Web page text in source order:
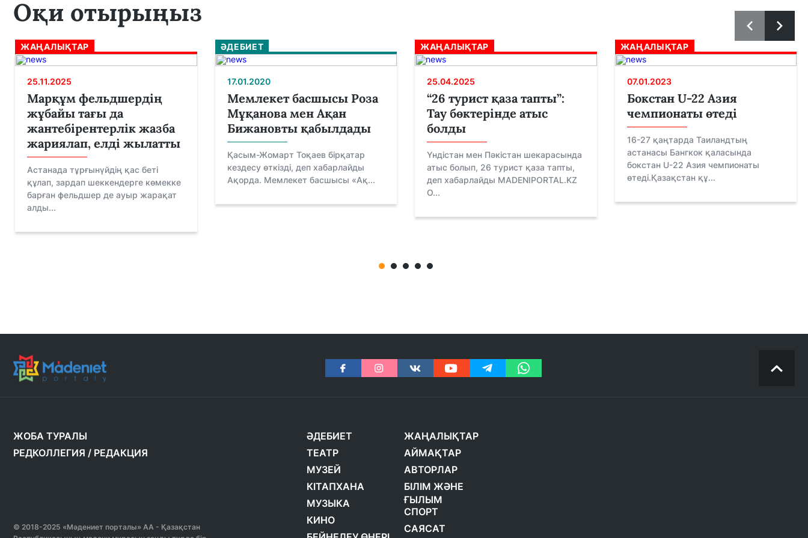
Оқи отырыңыз
ЖАҢАЛЫҚТАР
25.11.2025
Марқұм фельдшердің
жұбайы тағы да
жантебірентерлік жазба
жариялап, елді жылатты
Астанада тұрғынүйдің қас беті
құлап, зардап шеккендерге көмекке
барған фельдшер де ауыр жарақат
алды...
ӘДЕБИЕТ
17.01.2020
Мемлекет басшысы Роза
Мұқанова мен Ақан
Бижановты қабылдады
Қасым-Жомарт Тоқаев бірқатар
кездесу өткізді, деп хабарлайды
Ақорда. Мемлекет басшысы «Ақ...
ЖАҢАЛЫҚТАР
25.04.2025
“26 турист қаза тапты”:
Тау бөктерінде атыс
болды
Үндістан мен Пәкістан шекарасында
атыс болып, 26 турист қаза тапты,
деп хабарлайды MADENIPORTAL.KZ
O...
ЖАҢАЛЫҚТАР
07.01.2023
Бокстан U-22 Азия
чемпионаты өтеді
16-27 қаңтарда Таиландтың
астанасы Бангкок қаласында
бокстан U-22 Азия чемпионаты
өтеді.Қазақстан құ...
ЖОБА ТУРАЛЫ
РЕДКОЛЛЕГИЯ / РЕДАКЦИЯ
© 2018-2025 «Мәдениет порталы» АА - Қазақстан
ӘДЕБИЕТ
ТЕАТР
МУЗЕЙ
КІТАПХАНА
МУЗЫКА
КИНО
ЖАҢАЛЫҚТАР
АЙМАҚТАР
АВТОРЛАР
БІЛІМ ЖӘНЕ
ҒЫЛЫМ
СПОРТ
САЯСАТ